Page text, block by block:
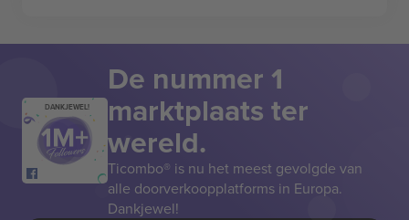
DANKJEWEL!
De nummer 1
marktplaats ter
wereld.
Ticombo® is nu het meest gevolgde van
alle doorverkoopplatforms in Europa.
Dankjewel!